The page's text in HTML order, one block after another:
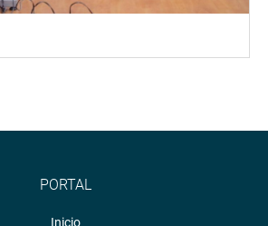
PORTAL
Inicio